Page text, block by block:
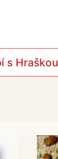
s Hraškou